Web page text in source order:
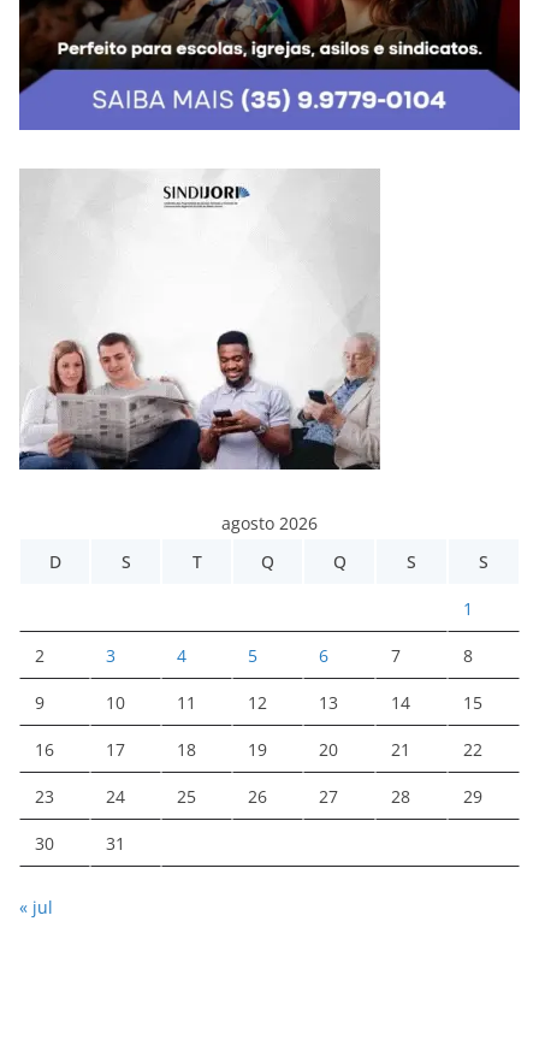
agosto 2026
D
S T Q Q S S
1
2 3 4 5 6 7 8
9 10 11 12 13 14 15
16 17 18 19 20 21 22
23 24 25 26 27 28 29
30 31
« jul